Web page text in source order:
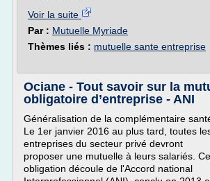
Voir la suite
Par : Mutuelle Myriade
Thèmes liés : mutuelle sante entreprise
Ociane - Tout savoir sur la
obligatoire d’entreprise - ANI
Généralisation de la complémentaire
Le 1er janvier 2016 au plus tard, toutes
entreprises du secteur privé devront
proposer une mutuelle à leurs salariés.
obligation découle de l'Accord national